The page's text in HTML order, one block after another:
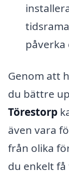
påverka
Genom att
du bättre
Törestorp
även vara
från olika
du enkelt